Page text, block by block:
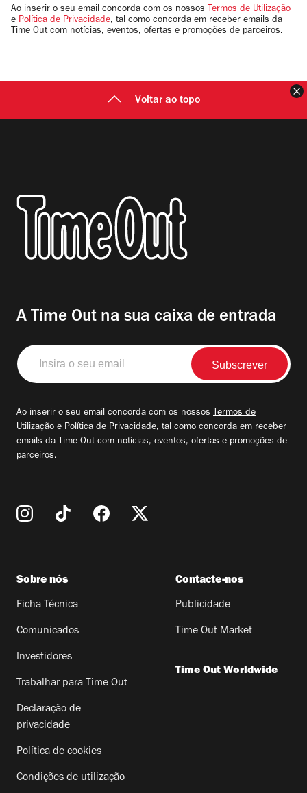
email
Ao inserir o seu email concorda com os nossos Termos de Utilização
e Política de Privacidade, tal como concorda em receber emails da
Time Out com notícias, eventos, ofertas e promoções de parceiros.
Voltar ao topo
A Time Out na sua caixa de entrada
Insira
o
seu
Ao inserir o seu email concorda com os nossos Termos de
Utilização e Política de Privacidade, tal como concorda em receber
emails da Time Out com notícias, eventos, ofertas e promoções de
parceiros.
Sobre nós
Ficha Técnica
Comunicados
Investidores
Trabalhar para Time Out
Declaração de
privacidade
Política de cookies
Condições de utilização
Contacte-nos
Publicidade
Time Out Market
Time Out Worldwide